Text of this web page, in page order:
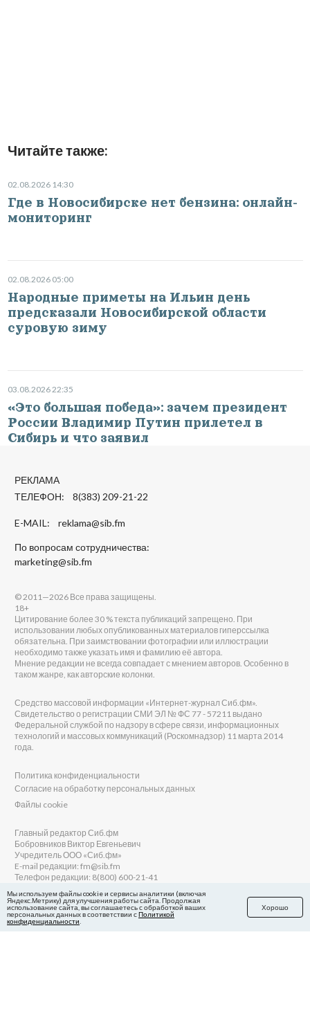
Читайте также:
02.08.2026 14:30
Где в Новосибирске нет бензина: онлайн-
мониторинг
02.08.2026 05:00
Народные приметы на Ильин день
предсказали Новосибирской области
суровую зиму
03.08.2026 22:35
«Это большая победа»: зачем президент
России Владимир Путин прилетел в
Сибирь и что заявил
РЕКЛАМА
ТЕЛЕФОН: 8(383) 209-21-22
E-MAIL: reklama@sib.fm
По вопросам сотрудничества:
marketing@sib.fm
© 2011—2026 Все права защищены.
18+
Цитирование более 30 % текста публикаций запрещено. При
использовании любых опубликованных материалов гиперссылка
обязательна. При заимствовании фотографии или иллюстрации
необходимо также указать имя и фамилию её автора.
Мнение редакции не всегда совпадает с мнением авторов. Особенно в
таком жанре, как авторские колонки.
Средство массовой информации «Интернет-журнал Сиб.фм».
Свидетельство о регистрации СМИ ЭЛ № ФС 77 - 57211 выдано
Федеральной службой по надзору в сфере связи, информационных
технологий и массовых коммуникаций (Роскомнадзор) 11 марта 2014
года.
Политика конфиденциальности
Согласие на обработку персональных данных
Файлы cookie
Главный редактор Сиб.фм
Бобровников Виктор Евгеньевич
Учредитель ООО «Сиб.фм»
E-mail редакции: fm@sib.fm
Телефон редакции: 8(800) 600-21-41
Сайт разработан и поддерживается Технодзен
Мы используем файлы cookie и сервисы аналитики (включая
Яндекс.Метрику) для улучшения работы сайта. Продолжая
использование сайта, вы соглашаетесь с обработкой ваших
персональных данных в соответствии сПолитикой
конфиденциальности
Хорошо